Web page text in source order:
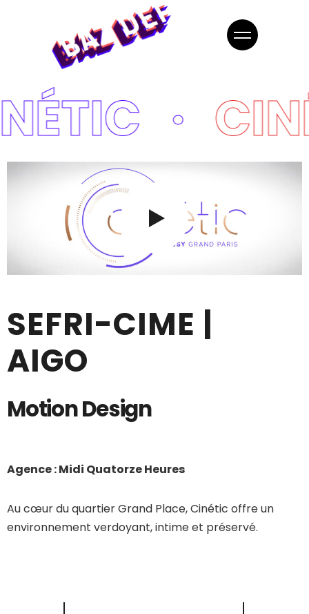
SEFRI-CIME |
AIGO
Motion Design
Agence : Midi Quatorze Heures
Au cœur du quartier Grand Place, Cinétic offre un
environnement verdoyant, intime et préservé.